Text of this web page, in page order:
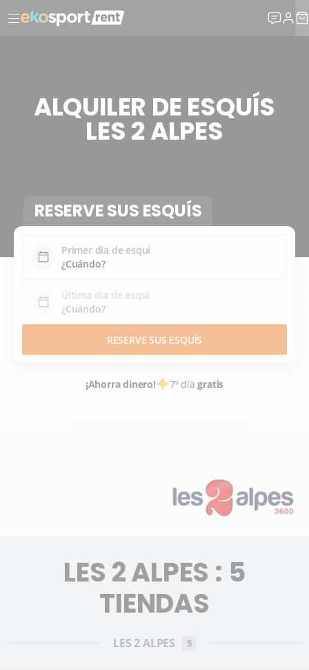
ALQUILER DE ESQUÍS
LES 2 ALPES
RESERVE SUS ESQUÍS
Primer día de esquí
Última día de esquí
RESERVE SUS ESQUÍS
¡Ahorra dinero! 7º díagratis
LES 2 ALPES : 5
TIENDAS
LES 2 ALPES 5